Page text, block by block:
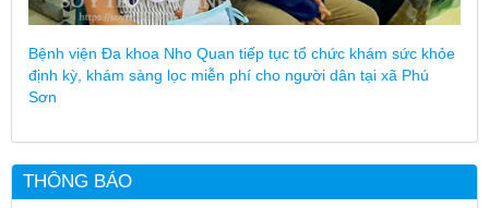
Bệnh viện Đa khoa Nho Quan tiếp tục tổ chức khám sức khỏe
định kỳ, khám sàng lọc miễn phí cho người dân tại xã Phú
Sơn
THÔNG BÁO